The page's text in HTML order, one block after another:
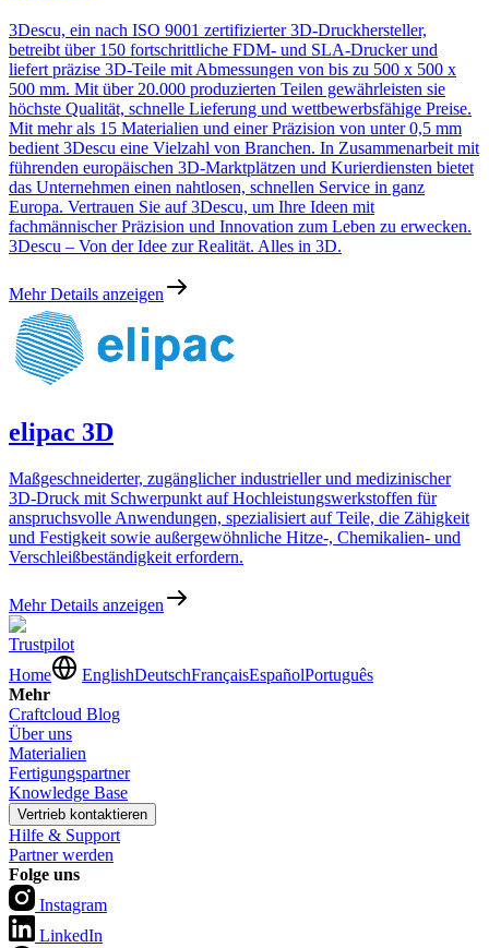
3Descu, ein nach ISO 9001 zertifizierter 3D-Druckhersteller,
betreibt über 150 fortschrittliche FDM- und SLA-Drucker und
liefert präzise 3D-Teile mit Abmessungen von bis zu 500 x 500 x
500 mm. Mit über 20.000 produzierten Teilen gewährleisten sie
höchste Qualität, schnelle Lieferung und wettbewerbsfähige Preise.
Mit mehr als 15 Materialien und einer Präzision von unter 0,5 mm
bedient 3Descu eine Vielzahl von Branchen. In Zusammenarbeit mit
führenden europäischen 3D-Marktplätzen und Kurierdiensten bietet
das Unternehmen einen nahtlosen, schnellen Service in ganz
Europa. Vertrauen Sie auf 3Descu, um Ihre Ideen mit
fachmännischer Präzision und Innovation zum Leben zu erwecken.
3Descu – Von der Idee zur Realität. Alles in 3D.
Mehr Details anzeigen
elipac 3D
Maßgeschneiderter, zugänglicher industrieller und medizinischer
3D-Druck mit Schwerpunkt auf Hochleistungswerkstoffen für
anspruchsvolle Anwendungen, spezialisiert auf Teile, die Zähigkeit
und Festigkeit sowie außergewöhnliche Hitze-, Chemikalien- und
Verschleißbeständigkeit erfordern.
Mehr Details anzeigen
Trustpilot
Home
EnglishDeutschFrançaisEspañolPortuguês
Mehr
Craftcloud Blog
Über uns
Materialien
Fertigungspartner
Knowledge Base
Vertrieb kontaktieren
Hilfe & Support
Partner werden
Folge uns
Instagram
LinkedIn